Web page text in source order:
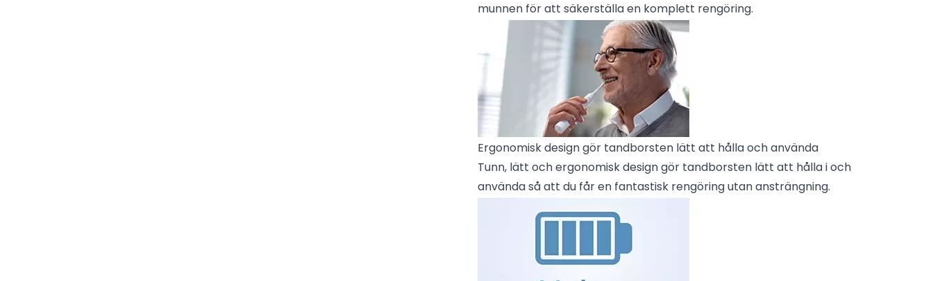
munnen för att säkerställa en komplett rengöring.
Ergonomisk design gör tandborsten lätt att hålla och använda
Tunn, lätt och ergonomisk design gör tandborsten lätt att hålla i och
använda så att du får en fantastisk rengöring utan ansträngning.